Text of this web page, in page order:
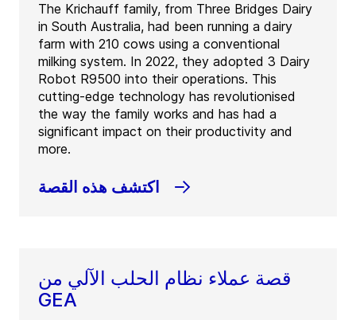
The Krichauff family, from Three Bridges Dairy
in South Australia, had been running a dairy
farm with 210 cows using a conventional
milking system. In 2022, they adopted 3 Dairy
Robot R9500 into their operations. This
cutting-edge technology has revolutionised
the way the family works and has had a
significant impact on their productivity and
more.
اكتشف هذه القصة
قصة عملاء نظام الحلب الآلي من
GEA